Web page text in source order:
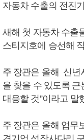
자동차 수출의 전진
새해 첫 자동차 수출
스티지호에 승선해
주 장관은 올해 신년
을 찾을 수 있도록 근
대응할 것”이라고 말
주 장관은 올해 업무